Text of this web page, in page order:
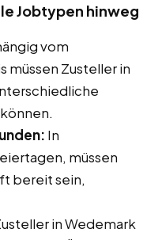
Jobtypen hinweg
vom
müssen Zusteller in
In
müssen
bereit sein,
in Wedemark